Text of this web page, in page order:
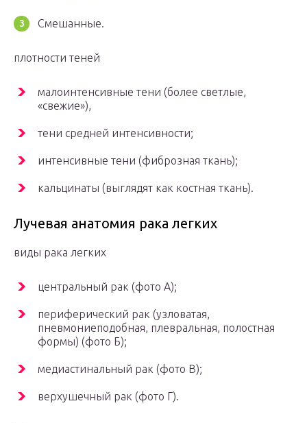
Смешанные.
плотности теней
малоинтенсивные тени (более светлые,
«свежие»),
тени средней интенсивности;
интенсивные тени (фиброзная ткань);
кальцинаты (выглядят как костная ткань).
Лучевая анатомия рака легких
виды рака легких
центральный рак (фото А);
периферический рак (узловатая,
пневмониеподобная, плевральная, полостная
формы) (фото Б);
медиастинальный рак (фото В);
верхушечный рак (фото Г).